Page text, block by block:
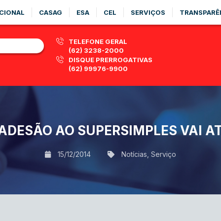
CASAG ESA CEL SERVIÇOS
TELEFONE GERAL
(62) 3238-2000
DISQUE PRERROGATIVAS
(62) 99976-9900
AO SUPERSIMPLES VAI
15/12/2014 Notícias Serviço